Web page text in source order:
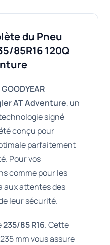
du Pneu
85R16 120Q
AT Adventure, un
signé
conçu pour
parfaitement
Pour vos
comme pour les
aux attentes des
leur sécurité.
235/85 R16. Cette
mm vous assure